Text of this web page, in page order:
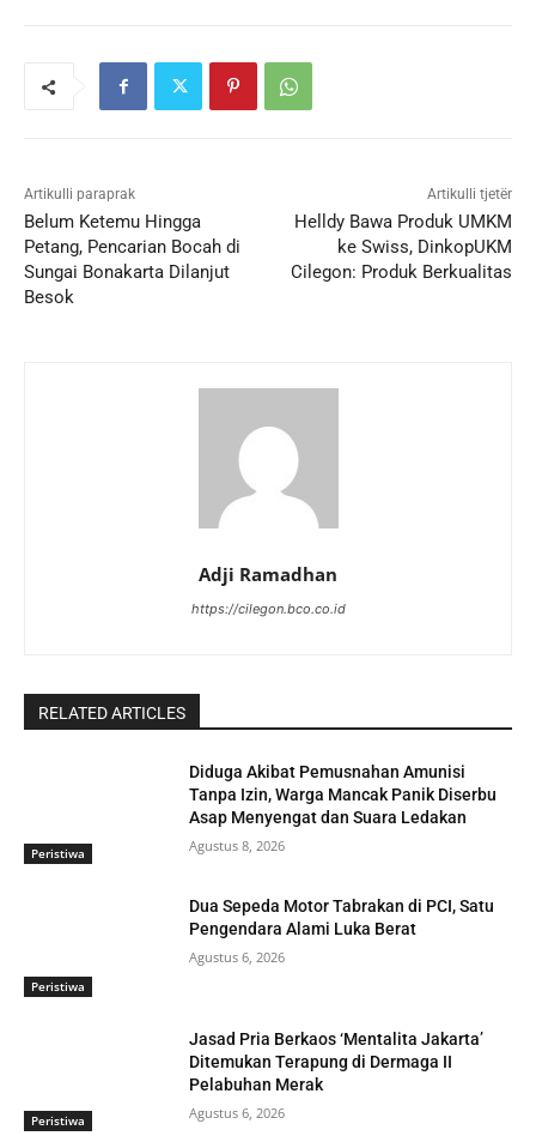
Artikulli paraprak
Belum Ketemu Hingga
Petang, Pencarian Bocah di
Sungai Bonakarta Dilanjut
Besok
Artikulli tjetër
Helldy Bawa Produk UMKM
ke Swiss, DinkopUKM
Cilegon: Produk Berkualitas
Adji Ramadhan
https://cilegon.bco.co.id
RELATED ARTICLES
Peristiwa
Diduga Akibat Pemusnahan Amunisi
Tanpa Izin, Warga Mancak Panik Diserbu
Asap Menyengat dan Suara Ledakan
Agustus 8, 2026
Peristiwa
Dua Sepeda Motor Tabrakan di PCI, Satu
Pengendara Alami Luka Berat
Agustus 6, 2026
Peristiwa
Jasad Pria Berkaos ‘Mentalita Jakarta’
Ditemukan Terapung di Dermaga II
Pelabuhan Merak
Agustus 6, 2026